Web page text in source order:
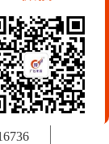
一路